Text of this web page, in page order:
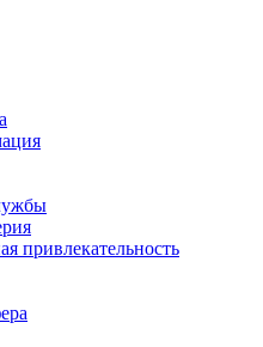
привлекательность